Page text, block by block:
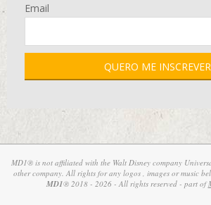
Email
MD1® is not affiliated with the Walt Disney company
other company. All rights for any logos , images or music
MD1® 2018 - 2026 - All rights reserved - part of